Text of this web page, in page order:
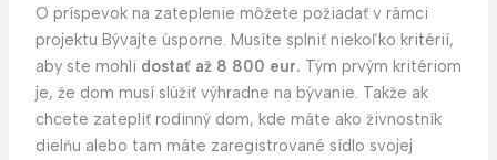
O príspevok na zateplenie môžete požiadať v rámci
projektu Bývajte úsporne. Musíte splniť niekoľko kritérií,
aby ste mohli dostať až 8 800 eur. Tým prvým kritériom
je, že dom musí slúžiť výhradne na bývanie. Takže ak
chcete zatepliť rodinný dom, kde máte ako živnostník
dielňu alebo tam máte zaregistrované sídlo svojej